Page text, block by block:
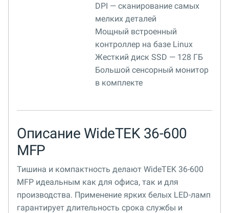
DPI — сканирование самых
мелких деталей
Мощный встроенный
контроллер на базе Linux
Жесткий диск SSD — 128 ГБ
Большой сенсорный монитор
в комплекте
Описание WideTEK 36-600
MFP
Тишина и компактность делают WideTEK 36-600
MFP идеальным как для офиса, так и для
производства. Применение ярких белых LED-ламп
гарантирует длительность срока службы и